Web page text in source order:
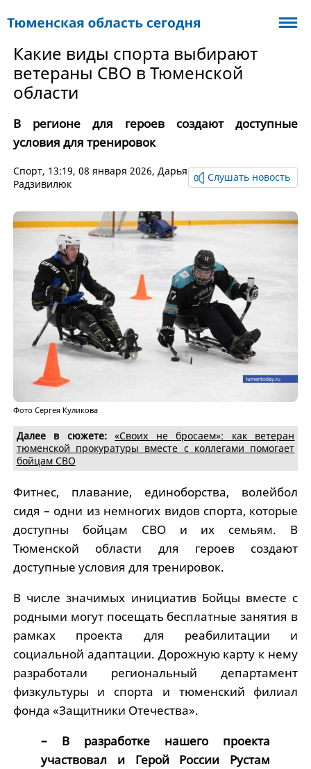
Какие виды спорта выбирают
ветераны СВО в Тюменской
области
В регионе для героев создают доступные
условия для тренировок
Спорт, 13:19, 08 января 2026, Дарья
Радзивилюк
Слушать новость
Фото Сергея Куликова
Далее в сюжете:
«Своих не бросаем»: как ветеран
тюменской прокуратуры вместе с коллегами помогает
бойцам СВО
Фитнес, плавание, единоборства, волейбол
сидя – одни из немногих видов спорта, которые
доступны бойцам СВО и их семьям. В
Тюменской области для героев создают
доступные условия для тренировок.
В числе значимых инициатив Бойцы вместе с
родными могут посещать бесплатные занятия в
рамках проекта для реабилитации и
социальной адаптации. Дорожную карту к нему
разработали региональный департамент
физкультуры и спорта и тюменский филиал
фонда «Защитники Отечества».
– В разработке нашего проекта
участвовал и Герой России Рустам